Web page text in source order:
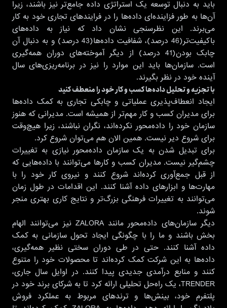
باید به دنبال توسعه یک استراتژی داده جامع‌تر نیز باشند، زیرا
آن‌ها به طور فزاینده‌ای داده‌ها را در فرایندهای تجاری خود به کار
می‌برند. این نظرسنجی نشان داد که نیاز به داده‌های
باکیفیت‌تر(46 درصد)، شفافیت داده‌ها(43 درصد) و به دنبال آن
چابک بودن(41 درصد) از دیگر آموخته‌های دوران همه‌گیری
است. سازمان‌ها باید این موارد را نیز در برنامه‌ریزی‌های سال
آینده خود در نظر بگیرند.
با تجزیه و تحلیل داده‌ها کسب و کار خود را منعطف کنید
ایجاد انعطاف‌پذیری عملیاتی و چابکی تجاری به کمک داده‌ها
برای مدیران کسب و کار مهم‌تر از همیشه است. مدیرانی که هنوز
سازمان خود را داده‌محور نکرده‌اند، نگران نباشند، زیرا هیچ‌وقت
برای شروع دیر نیست. همین الان هم می‌توان شروع کرد.
برای تبدیل شدن به یک سازمان داده‌محور نیازی به تغییرات
چشم‌گیر نیست. مدیران کسب و کارها می‌توانند با داده‌هایی که
از قبل جمع‌آوری کرده‌اند شروع کنند و نیروی کار خود را با
مهارت‌ها و ابزارهای داده آشنا کنند. این اقدامات در طول زمان
می‌توانند به تغییرات فرهنگی بزرگ‌تر و نتایج کاری بهتری منجر
شوند.
دیگر سازمان‌های داده‌محور مانند ZALORA نیز می‌توانند الهام
بخش باشند و ما را با چگونگی ایجاد تحول سازمانی به کمک
داده آشنا کنند. حتی در طی دوران سختی نظیر همه‌گیری،
داده‌ها به این شرکت کمک کرده‌اند تا محصولات خود را متنوع
کنند و منابع درآمدی جدیدی پیدا کنند. در اوایل سال جاری،
TRENDER، یک راه‌حل تحلیلی ارائه کرد تا به شرکای برند خود در
پلتفرم خود، بینش‌ها و ترندهای مربوط به عملکرد فروش